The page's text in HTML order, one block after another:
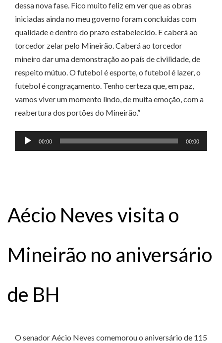
dessa nova fase. Fico muito feliz em ver que as obras
iniciadas ainda no meu governo foram concluídas com
qualidade e dentro do prazo estabelecido. E caberá ao
torcedor zelar pelo Mineirão. Caberá ao torcedor
mineiro dar uma demonstração ao país de civilidade, de
respeito mútuo. O futebol é esporte, o futebol é lazer, o
futebol é congraçamento. Tenho certeza que, em paz,
vamos viver um momento lindo, de muita emoção, com a
reabertura dos portões do Mineirão.”
Tocador
de
00:00 00:00
Aécio Neves visita o
Mineirão no aniversário
de BH
O senador Aécio Neves comemorou o aniversário de 115